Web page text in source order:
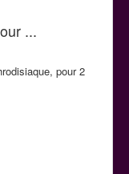
...
pour 2